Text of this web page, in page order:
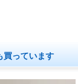
買っています